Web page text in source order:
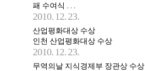
패 수여식 . . .
2010. 12. 23.
산업평화대상 수상
인천 산업평화대상 수상
2010. 12. 23.
무역의날 지식경제부 장관상 수상